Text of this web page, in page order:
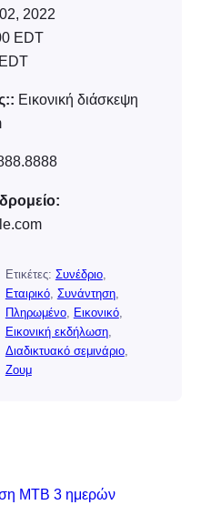
2022
EDT
EDT
Εικονική διάσκεψη
Ετικέτες: Συνέδριο
Εταιρικό, Συνάντηση
Πληρωμένο, Εικονικό
Εικονική εκδήλωση
Διαδικτυακό σεμινάριο
Ζουμ